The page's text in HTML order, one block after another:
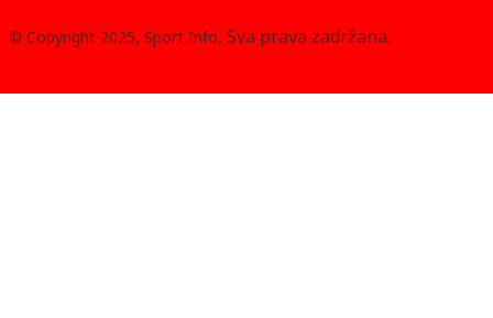
© Copyright 2025, Sport Info, Sva prava zadržana.